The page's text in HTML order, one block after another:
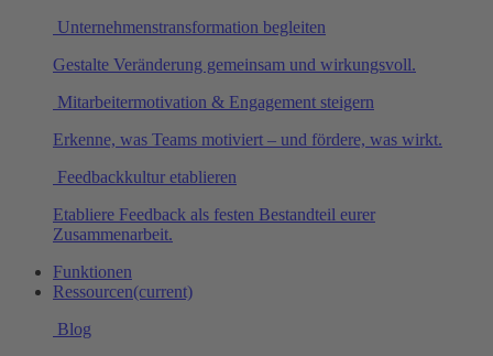
Unternehmenstransformation begleiten
Gestalte Veränderung gemeinsam und wirkungsvoll.
Mitarbeitermotivation & Engagement steigern
Erkenne, was Teams motiviert – und fördere, was wirkt.
Feedbackkultur etablieren
Etabliere Feedback als festen Bestandteil eurer
Zusammenarbeit.
Funktionen
Ressourcen(current)
Blog